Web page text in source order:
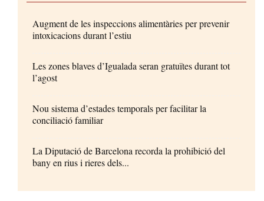
Augment de les inspeccions alimentàries per prevenir
intoxicacions durant l’estiu
Les zones blaves d’Igualada seran gratuïtes durant tot
l’agost
Nou sistema d’estades temporals per facilitar la
conciliació familiar
La Diputació de Barcelona recorda la prohibició del
bany en rius i rieres dels...